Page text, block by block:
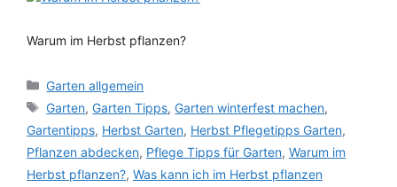
Warum im Herbst pflanzen?
Kategorien
Garten allgemein
Schlagwörter
Garten,Garten Tipps,Garten winterfest machen,
Gartentipps, Herbst Garten, Herbst Pflegetipps Garten,
Pflanzen abdecken, Pflege Tipps für Garten, Warum im
Herbst pflanzen?, Was kann ich im Herbst pflanzen